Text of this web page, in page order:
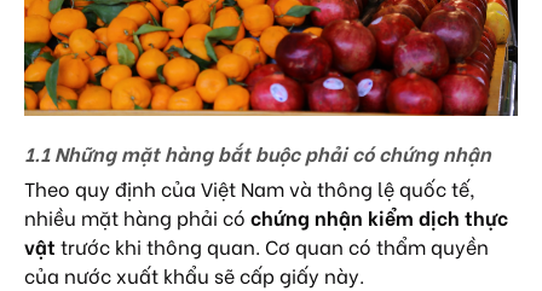
1.1 Những mặt hàng bắt buộc phải có chứng nhận
Theo quy định của Việt Nam và thông lệ quốc tế,
nhiều mặt hàng phải có chứng nhận kiểm dịch thực
vật trước khi thông quan. Cơ quan có thẩm quyền
của nước xuất khẩu sẽ cấp giấy này.